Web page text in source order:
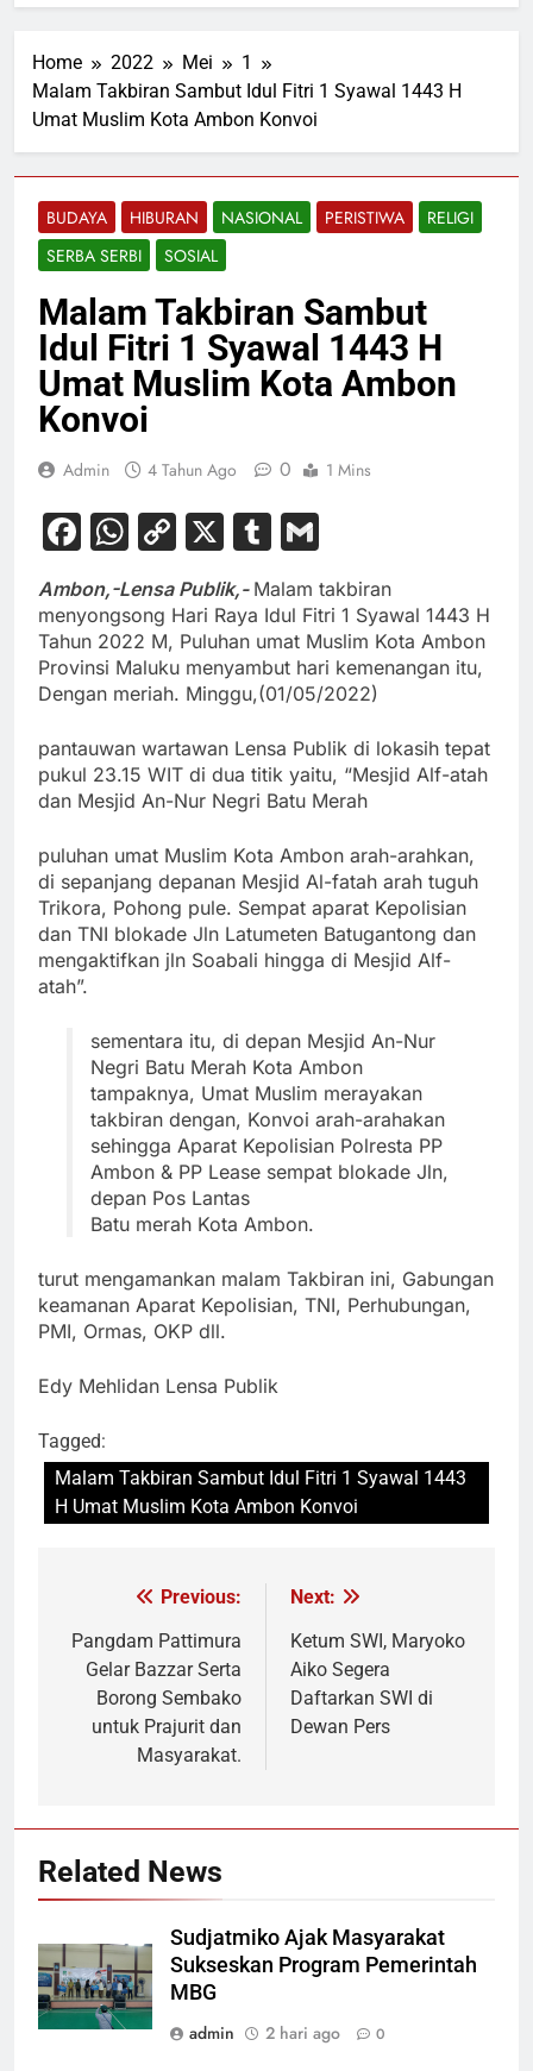
Home 2022 Mei
1
Malam Takbiran Sambut Idul Fitri 1 Syawal 1443 H
Umat Muslim Kota Ambon Konvoi
BUDAYA HIBURAN NASIONAL PERISTIWA
RELIGI
SERBA SERBI
SOSIAL
Malam Takbiran Sambut
Idul Fitri 1 Syawal 1443 H
Umat Muslim Kota Ambon
Konvoi
Admin 4 Tahun Ago 0 1 Mins
Facebook
WhatsApp
Copy
Link
X Tumblr
Ambon,-Lensa Publik,- Malam takbiran
menyongsong Hari Raya Idul Fitri 1 Syawal 1443 H
Tahun 2022 M, Puluhan umat Muslim Kota Ambon
Provinsi Maluku menyambut hari kemenangan itu,
Dengan meriah. Minggu,(01/05/2022)
pantauwan wartawan Lensa Publik di lokasih tepat
pukul 23.15 WIT di dua titik yaitu, “Mesjid Alf-atah
dan Mesjid An-Nur Negri Batu Merah
puluhan umat Muslim Kota Ambon arah-arahkan,
di sepanjang depanan Mesjid Al-fatah arah tuguh
Trikora, Pohong pule. Sempat aparat Kepolisian
dan TNI blokade Jln Latumeten Batugantong dan
mengaktifkan jln Soabali hingga di Mesjid Alf-
atah”.
sementara itu, di depan Mesjid An-Nur
Negri Batu Merah Kota Ambon
tampaknya, Umat Muslim merayakan
takbiran dengan, Konvoi arah-arahakan
sehingga Aparat Kepolisian Polresta PP
Ambon & PP Lease sempat blokade Jln,
depan Pos Lantas
Batu merah Kota Ambon.
turut mengamankan malam Takbiran ini, Gabungan
keamanan Aparat Kepolisian, TNI, Perhubungan,
PMI, Ormas, OKP dll.
Edy Mehlidan Lensa Publik
Tagged:
Malam Takbiran Sambut Idul Fitri 1 Syawal 1443
H Umat Muslim Kota Ambon Konvoi
Navigasi
pos
Previous:
Pangdam Pattimura
Gelar Bazzar Serta
Borong Sembako
untuk Prajurit dan
Masyarakat.
Next:
Ketum SWI, Maryoko
Aiko Segera
Daftarkan SWI di
Dewan Pers
Related News
Sudjatmiko Ajak Masyarakat
Sukseskan Program Pemerintah
MBG
admin
2 hari ago 0